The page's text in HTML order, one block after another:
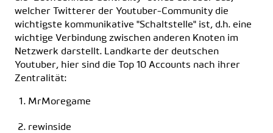
welcher Twitterer der Youtuber-Community die
wichtigste kommunikative "Schaltstelle" ist, d.h. eine
wichtige Verbindung zwischen anderen Knoten im
Netzwerk darstellt. Landkarte der deutschen
Youtuber, hier sind die Top 10 Accounts nach ihrer
Zentralität:
MrMoregame
rewinside